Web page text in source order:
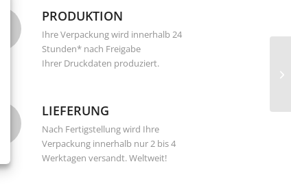
PRODUKTION
Ihre Verpackung wird innerhalb 24
Stunden* nach Freigabe
Ihrer Druckdaten produziert.
LIEFERUNG
Nach Fertigstellung wird Ihre
Verpackung innerhalb nur 2 bis 4
Werktagen versandt. Weltweit!